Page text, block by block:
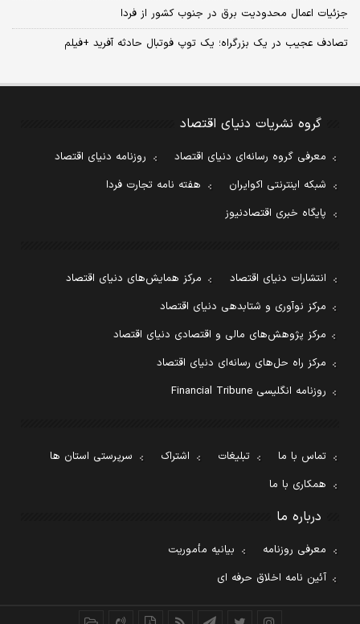
جزئیات اعمال محدودیت برق در جنوب کشور از فردا
تصادف عجیب در یک بزرگراه؛ یک توپ فوتبال حادثه‌ آفرید +فیلم
گروه نشریات دنیای اقتصاد
معرفی گروه رسانه‌ای دنیای اقتصاد
روزنامه دنیای اقتصاد
شبکه اینترنتی اکوایران
هفته نامه تجارت فردا
پایگاه خبری اقتصادنیوز
انتشارات دنیای اقتصاد
مرکز همایش‌های دنیای اقتصاد
مرکز نوآوری و شتابدهی دنیای اقتصاد
مرکز پژوهش‌های مالی و اقتصادی دنیای اقتصاد
مرکز راه حل‌های رسانه‌ای دنیای اقتصاد
روزنامه انگلیسی Financial Tribune
تماس با ما تبلیغات اشتراک
سرپرستی استان ها
همکاری با ما
درباره ما
معرفی روزنامه
بیانیه مأموریت
آئین نامه اخلاق حرفه ای